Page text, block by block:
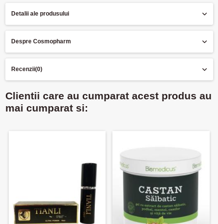
Detalii ale produsului
Despre Cosmopharm
Recenzii(0)
Clientii care au cumparat acest produs au
mai cumparat si: